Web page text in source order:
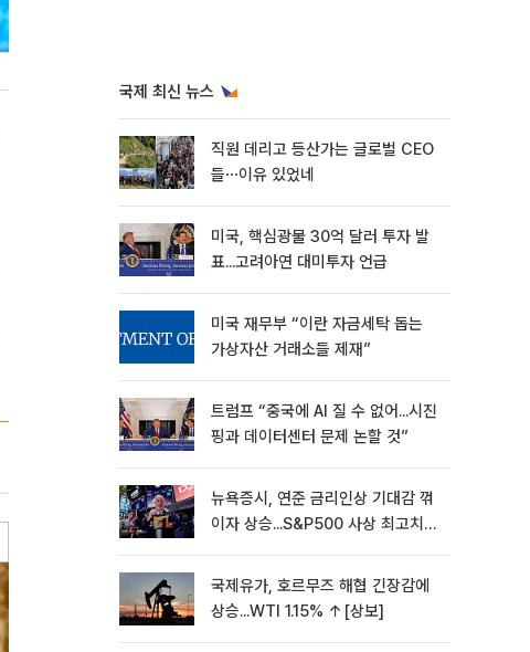
국제 최신 뉴스
직원 데리고 등산가는 글로벌 CEO
들⋯이유 있었네
미국, 핵심광물 30억 달러 투자 발
표...고려아연 대미투자 언급
미국 재무부 “이란 자금세탁 돕는
가상자산 거래소들 제재”
트럼프 “중국에 AI 질 수 없어...시진
핑과 데이터센터 문제 논할 것”
뉴욕증시, 연준 금리인상 기대감 꺾
이자 상승...S&P500 사상 최고치
국제유가, 호르무즈 해협 긴장감에
상승...WTI 1.15% ↑[상보]